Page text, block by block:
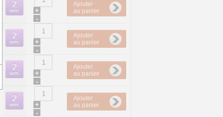
+
-
Ajouter
au panier
+
-
Ajouter
au panier
+
-
Ajouter
au panier
+
-
Ajouter
au panier